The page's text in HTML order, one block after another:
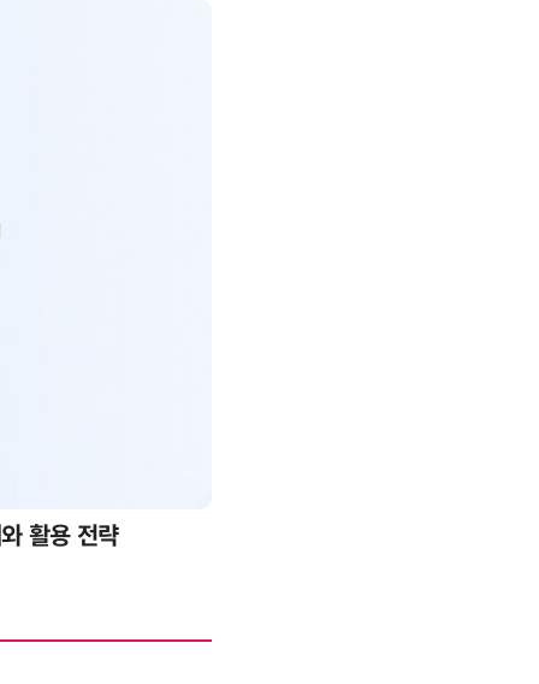
활용 전략